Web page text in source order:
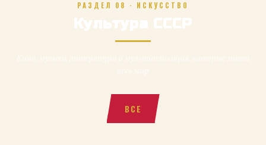
РАЗДЕЛ 08 · ИСКУССТВО
Культура СССР
ВСЕ